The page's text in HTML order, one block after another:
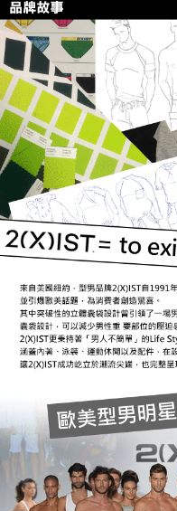
任。
４．使用「AFTEE先享後付」
時審查核予不同之上限額度；若
請求用戶進行身份認證。
５．嚴禁一人註冊多個帳號或使
恩沛科技股份有限公司將有權
每筆NT$100
海外宅配